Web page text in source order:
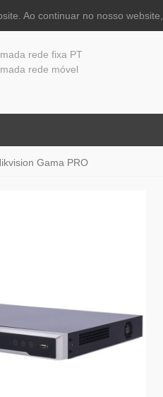
rede fixa PT
rede móvel
Gama PRO
Ao continuar no nosso